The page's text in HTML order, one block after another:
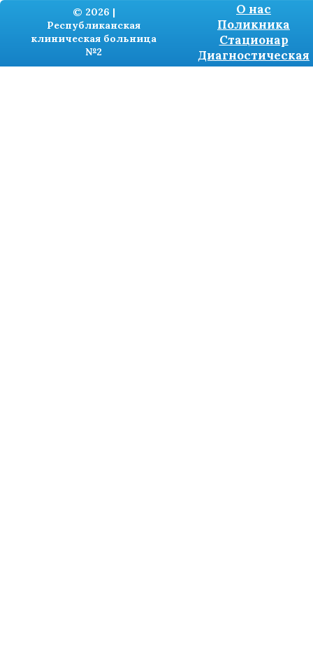
© 2026 |
Республиканская
клиническая больница
№2
О нас
Поликника
Стационар
Диагностическая